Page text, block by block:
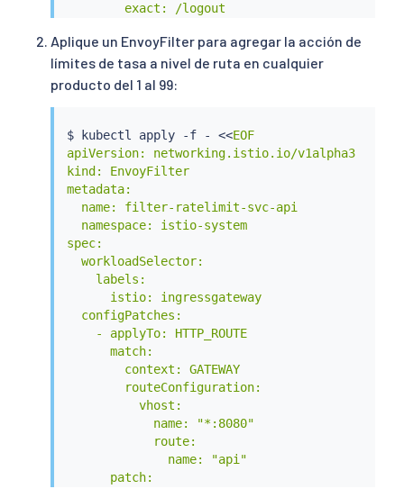
        exact: /logout
    - destination:
        host: productpage
        port:
    - uri:
        prefix: /api/v1/products
    route:
    - destination:
        host: productpage
        port:
          number: 9080
    name: api
Aplique un EnvoyFilter para agregar la acción de
límites de tasa a nivel de ruta en cualquier
producto del 1 al 99:
$ kubectl apply -f - <<EOF
apiVersion: networking.istio.io/v1alpha3
kind: EnvoyFilter
metadata:
  name: filter-ratelimit-svc-api
  namespace: istio-system
spec:
  workloadSelector:
    labels:
      istio: ingressgateway
  configPatches:
    - applyTo: HTTP_ROUTE
      match:
        context: GATEWAY
        routeConfiguration:
          vhost:
            name: "*:8080"
            route:
              name: "api"
      patch: